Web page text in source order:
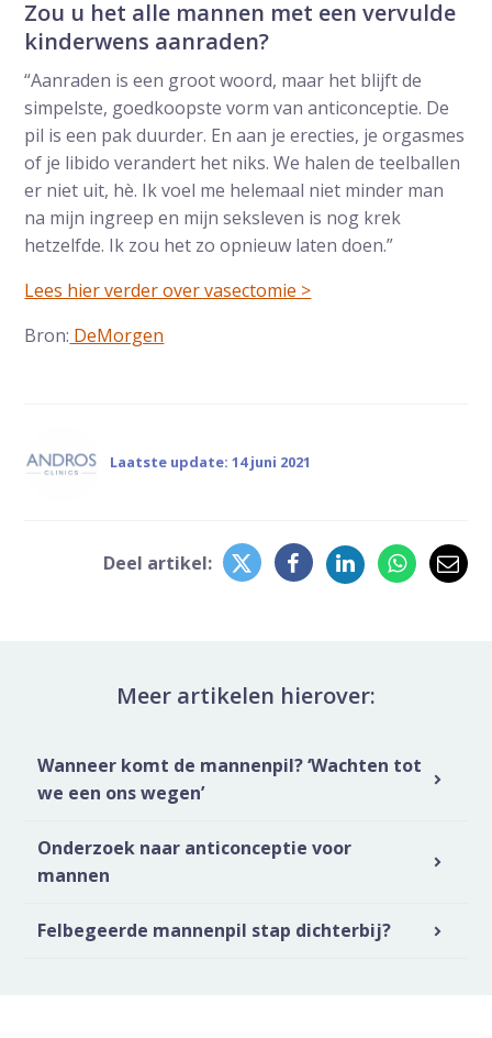
Zou u het alle mannen met een vervulde
kinderwens aanraden?
“Aanraden is een groot woord, maar het blijft de
simpelste, goedkoopste vorm van anticonceptie. De
pil is een pak duurder. En aan je erecties, je orgasmes
of je libido verandert het niks. We halen de teelballen
er niet uit, hè. Ik voel me helemaal niet minder man
na mijn ingreep en mijn seksleven is nog krek
hetzelfde. Ik zou het zo opnieuw laten doen.”
Lees hier verder over vasectomie >
Bron: DeMorgen
Laatste update: 14 juni 2021
Deel artikel: Delen op Twitter
Deel dit op
Deel dit op
Deel
Meer artikelen hierover:
Wanneer komt de mannenpil? ‘Wachten tot
we een ons wegen’
Onderzoek naar anticonceptie voor
mannen
Felbegeerde mannenpil stap dichterbij?